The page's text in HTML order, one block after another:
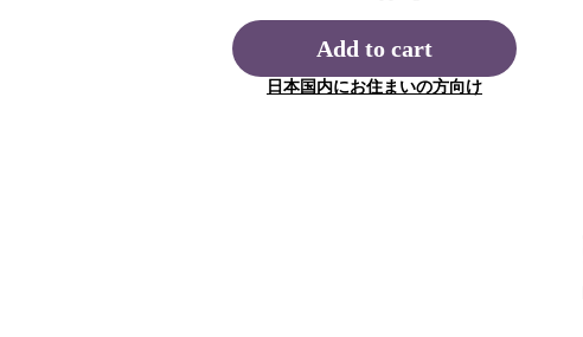
Add to cart
日本国内にお住まいの方向け